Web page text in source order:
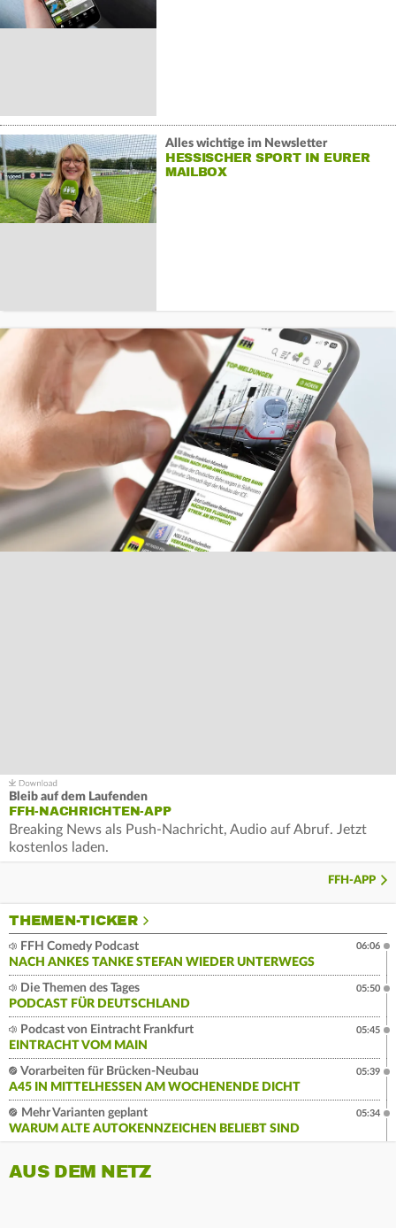
Alles wichtige im Newsletter
HESSISCHER SPORT IN EURER
MAILBOX
Bleib auf dem Laufenden
FFH-NACHRICHTEN-APP
Breaking News als Push-Nachricht, Audio auf Abruf. Jetzt
kostenlos laden.
FFH-APP
THEMEN-TICKER
FFH Comedy Podcast
NACH ANKES TANKE STEFAN WIEDER UNTERWEGS
06:06
Die Themen des Tages
PODCAST FÜR DEUTSCHLAND
05:50
Podcast von Eintracht Frankfurt
EINTRACHT VOM MAIN
05:45
Vorarbeiten für Brücken-Neubau
A45 IN MITTELHESSEN AM WOCHENENDE DICHT
05:39
Mehr Varianten geplant
WARUM ALTE AUTOKENNZEICHEN BELIEBT SIND
05:34
AUS DEM NETZ